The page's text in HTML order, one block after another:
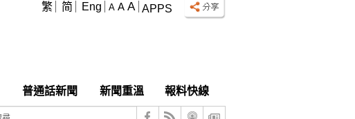
APPS
A A A
繁 简 Eng
普通話新聞 新聞重溫
報料快線